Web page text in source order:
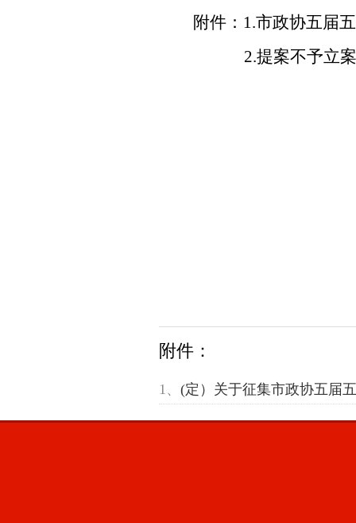
附件： 1.市政协五届五
2.提案不予立案
附件：
1、 (定）关于征集市政协五届